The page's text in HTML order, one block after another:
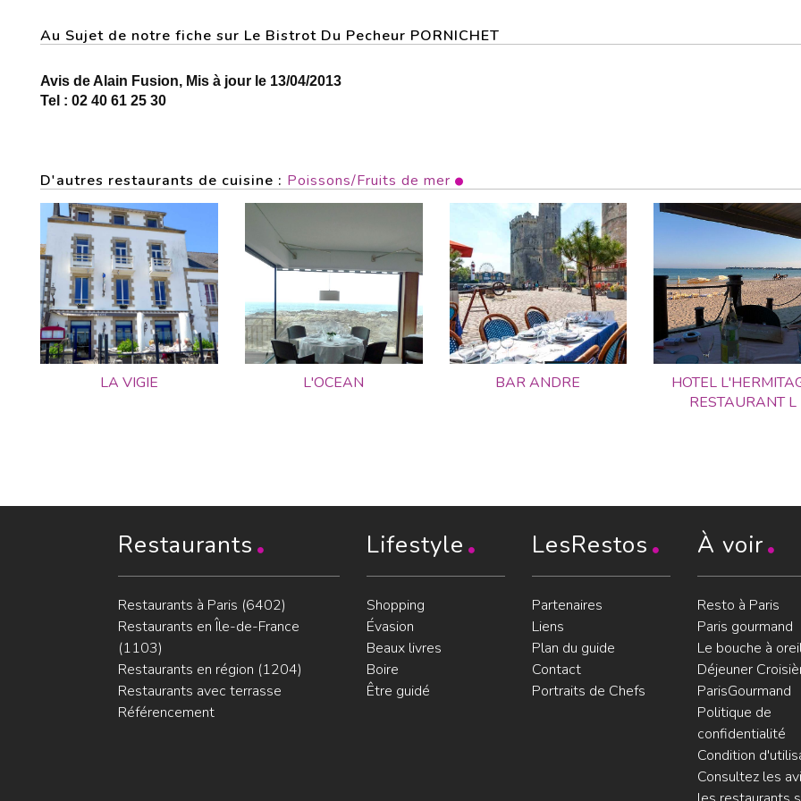
Au Sujet de notre fiche sur Le Bistrot Du Pecheur PORNICHET
Avis de Alain Fusion, Mis à jour le 13/04/2013
Tel : 02 40 61 25 30
D'autres restaurants de cuisine : Poissons/Fruits de mer
LA VIGIE L'OCEAN BAR ANDRE
HOTEL
RESTAURANT L
Restaurants
Restaurants à Paris (6402)
Restaurants en Île-de-France
(1103)
Restaurants en région (1204)
Restaurants avec terrasse
Référencement
Lifestyle
Shopping
Évasion
Beaux livres
Boire
Être guidé
LesRestos
Partenaires
Liens
Plan du guide
Contact
Portraits de Chefs
À voir
Resto à Paris
Paris gourmand
Le bouche à
Déjeuner
ParisGourmand
Politique de
confidentialité
Condition
Consultez les